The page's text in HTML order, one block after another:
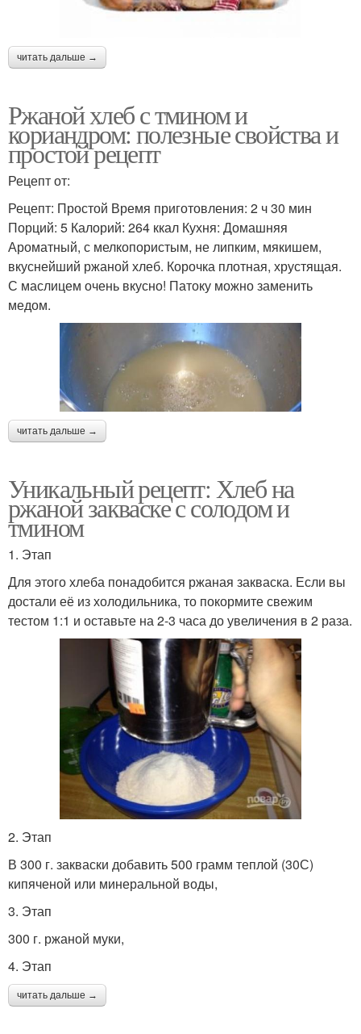
читать дальше →
Ржаной хлеб с тмином и
кориандром: полезные свойства и
простой рецепт
Рецепт от:
Рецепт: Простой Время приготовления: 2 ч 30 мин
Порций: 5 Калорий: 264 ккал Кухня: Домашняя
Ароматный, с мелкопористым, не липким, мякишем,
вкуснейший ржаной хлеб. Корочка плотная, хрустящая.
С маслицем очень вкусно! Патоку можно заменить
медом.
читать дальше →
Уникальный рецепт: Хлеб на
ржаной закваске с солодом и
тмином
1. Этап
Для этого хлеба понадобится ржаная закваска. Если вы
достали её из холодильника, то покормите свежим
тестом 1:1 и оставьте на 2-3 часа до увеличения в 2 раза.
2. Этап
В 300 г. закваски добавить 500 грамм теплой (30С)
кипяченой или минеральной воды,
3. Этап
300 г. ржаной муки,
4. Этап
читать дальше →